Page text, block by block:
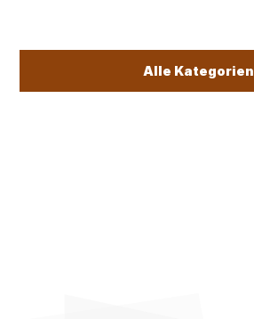
Alle Kategorien